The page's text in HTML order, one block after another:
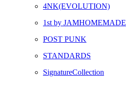
4NK(EVOLUTION)
1st by JAMHOMEMADE
POST PUNK
STANDARDS
SignatureCollection